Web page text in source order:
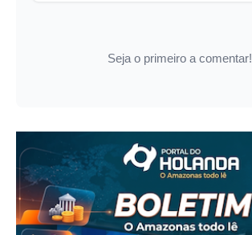
Seja o primeiro a comentar!